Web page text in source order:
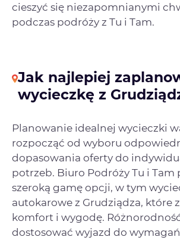
cieszyć się niezapomnianymi
podczas podróży z Tu i Tam.
Jak najlepiej
wycieczkę z
Planowanie idealnej wycieczki
rozpocząć od wyboru
dopasowania oferty do
potrzeb. Biuro Podróży Tu i Tam
szeroką gamę opcji, w tym
autokarowe z Grudziądza, które
komfort i wygodę.
dostosować wyjazd do